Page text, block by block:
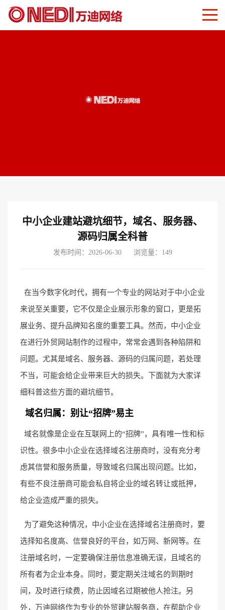
中小企业建站避坑细节，域名、服务器、
源码归属全科普
发布时间：2026-06-30 浏览量：149
在当今数字化时代，拥有一个专业的网站对于中小企业
来说至关重要，它不仅是企业展示形象的窗口，更是拓
展业务、提升品牌知名度的重要工具。然而，中小企业
在进行外贸网站制作的过程中，常常会遇到各种陷阱和
问题。尤其是域名、服务器、源码的归属问题，若处理
不当，可能会给企业带来巨大的损失。下面就为大家详
细科普这些方面的避坑细节。
域名归属：别让“招牌”易主
域名就像是企业在互联网上的“招牌”，具有唯一性和标
识性。很多中小企业在选择域名注册商时，没有充分考
虑其信誉和服务质量，导致域名归属出现问题。比如，
有些不良注册商可能会私自将企业的域名转让或抵押，
给企业造成严重的损失。
为了避免这种情况，中小企业在选择域名注册商时，要
选择知名度高、信誉良好的平台，如万网、新网等。在
注册域名时，一定要确保注册信息准确无误，且域名的
所有者为企业本身。同时，要定期关注域名的到期时
间，及时进行续费，防止因域名过期被他人抢注。另
外，万迪网络作为专业的外贸建站服务商，在帮助企业